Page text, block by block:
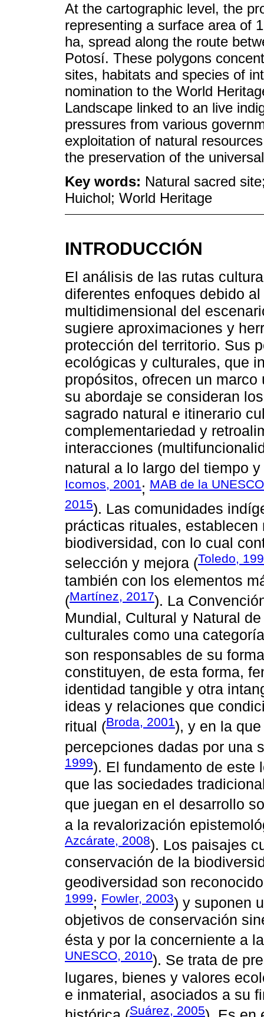
At the cartographic level, the
representing a surface area of
ha, spread along the route
Potosí. These polygons
sites, habitats and species of
nomination to the World
Landscape linked to an live
pressures from various
exploitation of natural
the preservation of the
Key words: Natural sacred
Huichol; World Heritage
INTRODUCCIÓN
El análisis de las rutas
diferentes enfoques debido
multidimensional del
sugiere aproximaciones y
protección del territorio. Sus
ecológicas y culturales, que
propósitos, ofrecen un
su abordaje se consideran
sagrado natural e itinerario
complementariedad y
interacciones
natural a lo largo del tiempo
Icomos, 2001 ; MAB de la
2015). Las comunidades
prácticas rituales,
biodiversidad, con lo cual
selección y mejora (Toledo,
también con los elementos
(Martínez, 2017). La
Mundial, Cultural y Natural
culturales como una
son responsables de su
constituyen, de esta forma,
identidad tangible y otra
ideas y relaciones que
ritual (Broda, 2001), y en la
percepciones dadas por una
1999). El fundamento de este
que las sociedades
que juegan en el desarrollo
a la revalorización
Azcárate, 2008). Los paisajes
conservación de la
geodiversidad son
1999; Fowler, 2003) y suponen
objetivos de conservación
ésta y por la concerniente a
UNESCO, 2010). Se trata de
lugares, bienes y valores
e inmaterial, asociados a su
Suárez, 2005